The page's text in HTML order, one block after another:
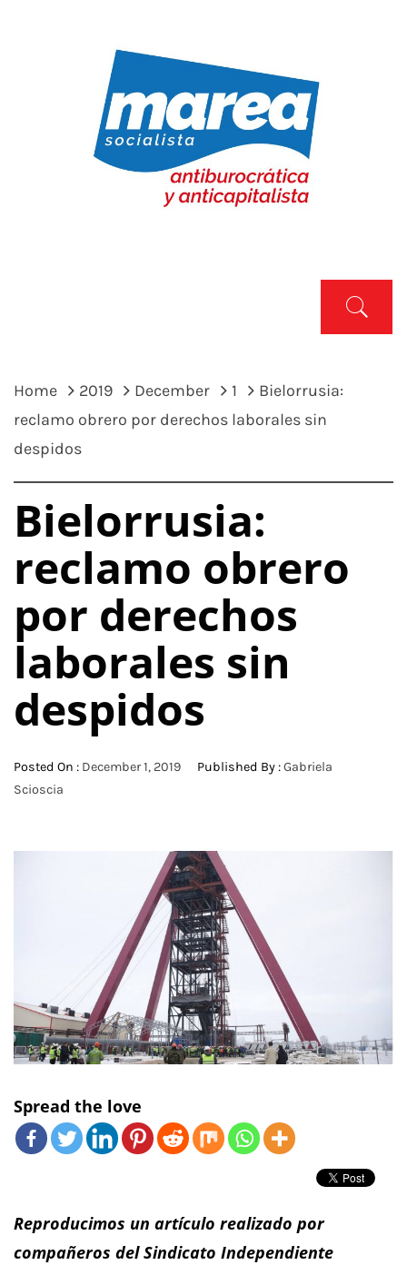
MAREA SOCIALISTA
Home 2019 December 1
Bielorrusia:
reclamo obrero por derechos laborales sin
despidos
Bielorrusia:
reclamo obrero
por derechos
laborales sin
despidos
Posted On : December 1, 2019 Published By :Gabriela
Scioscia
Spread the love
Reproducimos un artículo realizado por
compañeros del Sindicato Independiente